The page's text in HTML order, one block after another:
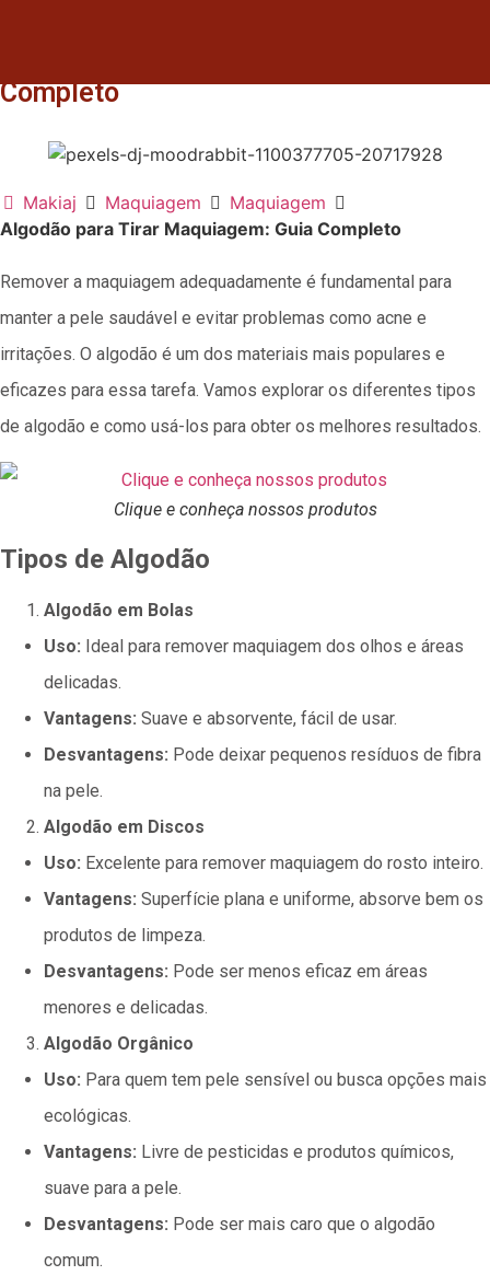
Completo
Makiaj Maquiagem
Maquiagem
Algodão para Tirar Maquiagem: Guia Completo
Remover a maquiagem adequadamente é fundamental para
manter a pele saudável e evitar problemas como acne e
irritações. O algodão é um dos materiais mais populares e
eficazes para essa tarefa. Vamos explorar os diferentes tipos
de algodão e como usá-los para obter os melhores resultados.
Clique e conheça nossos produtos
Tipos de Algodão
Algodão em Bolas
Uso: Ideal para remover maquiagem dos olhos e áreas
delicadas.
Vantagens: Suave e absorvente, fácil de usar.
Desvantagens: Pode deixar pequenos resíduos de fibra
na pele.
Algodão em Discos
Uso: Excelente para remover maquiagem do rosto inteiro.
Vantagens: Superfície plana e uniforme, absorve bem os
produtos de limpeza.
Desvantagens: Pode ser menos eficaz em áreas
menores e delicadas.
Algodão Orgânico
Uso: Para quem tem pele sensível ou busca opções mais
ecológicas.
Vantagens: Livre de pesticidas e produtos químicos,
suave para a pele.
Desvantagens: Pode ser mais caro que o algodão
comum.